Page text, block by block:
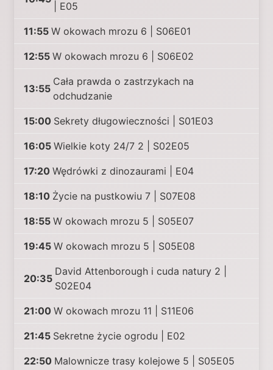
| E05
11:55 W okowach mrozu 6 | S06E01
12:55 W okowach mrozu 6 | S06E02
13:55
Cała prawda o zastrzykach na
odchudzanie
15:00 Sekrety długowieczności | S01E03
16:05 Wielkie koty 24/7 2 | S02E05
17:20 Wędrówki z dinozaurami | E04
18:10 Życie na pustkowiu 7 | S07E08
18:55 W okowach mrozu 5 | S05E07
19:45 W okowach mrozu 5 | S05E08
20:35
David Attenborough i cuda natury 2 |
S02E04
21:00 W okowach mrozu 11 | S11E06
21:45 Sekretne życie ogrodu | E02
22:50 Malownicze trasy kolejowe 5 | S05E05